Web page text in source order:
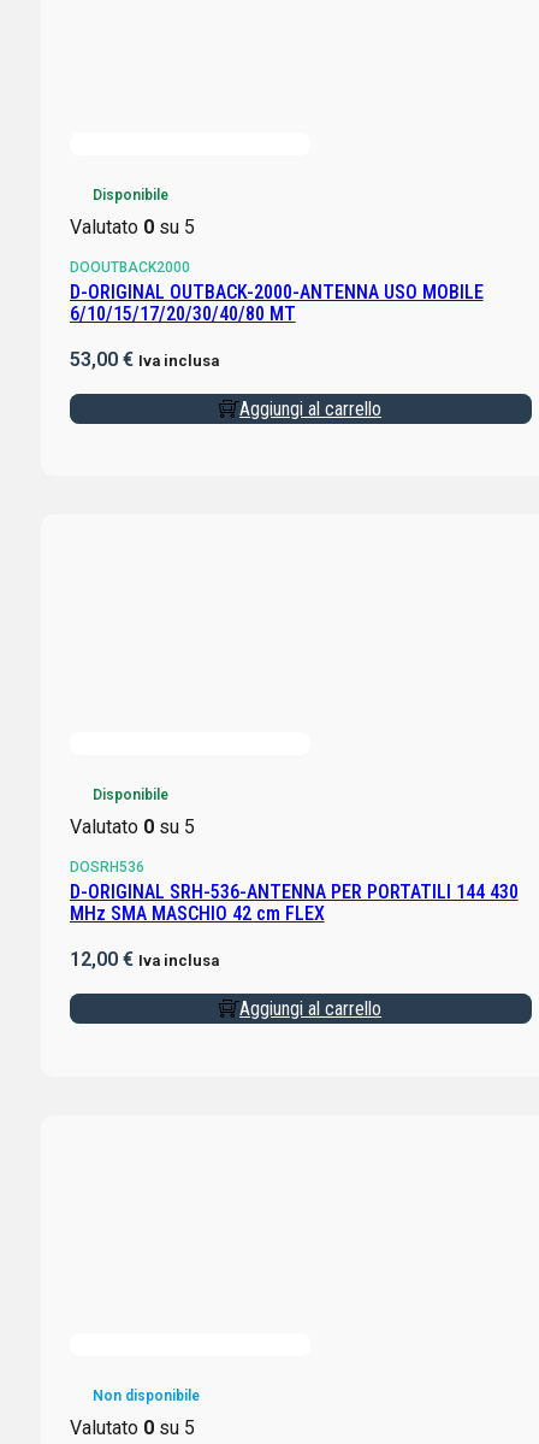
Disponibile
Valutato 0su 5
DOOUTBACK2000
D-ORIGINAL OUTBACK-2000-ANTENNA USO MOBILE
6/10/15/17/20/30/40/80 MT
53,00 € Iva inclusa
Aggiungi al carrello
Disponibile
Valutato 0su 5
DOSRH536
D-ORIGINAL SRH-536-ANTENNA PER PORTATILI 144 430
MHz SMA MASCHIO 42 cm FLEX
12,00 € Iva inclusa
Aggiungi al carrello
Non disponibile
Valutato 0su 5